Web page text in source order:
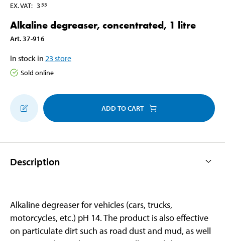
EX. VAT: 355
Alkaline degreaser, concentrated, 1 litre
Art. 37-916
In stock in 23 store
Sold online
ADD TO CART
Description
Alkaline degreaser for vehicles (cars, trucks,
motorcycles, etc.) pH 14. The product is also effective
on particulate dirt such as road dust and mud, as well